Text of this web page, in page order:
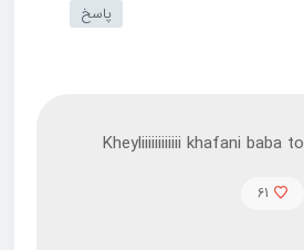
پاسخ
Kheyliiiiiiiiiiii khafani baba to
61